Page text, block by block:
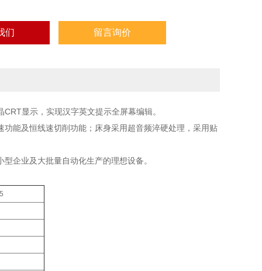
们 留言询价
显示，实现汉字英文提示全屏幕编辑。
能及恒线速切削功能；床身采用超音频淬硬处理，采用贴
企业及大批量自动化生产的理想设备。